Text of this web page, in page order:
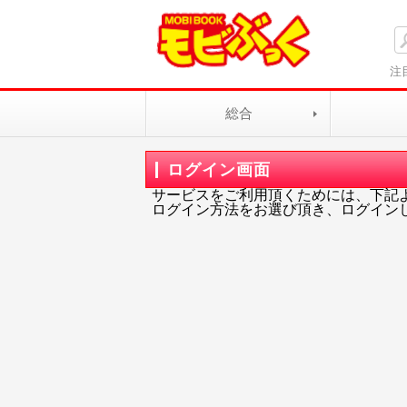
注
総合
ログイン画面
サービスをご利用頂くためには、下記
ログイン方法をお選び頂き、ログイン